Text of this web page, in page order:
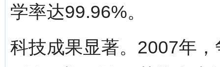
学率达99.96%。
科技成果显著。2007年